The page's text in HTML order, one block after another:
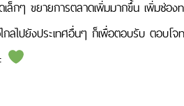
ล็กๆ ขยายการตลาดเพิ่มมากขึ้น เพิ่มช่อง
ลไปยังประเทศอื่นๆ ก็เพื่อตอบรับ ตอบโ